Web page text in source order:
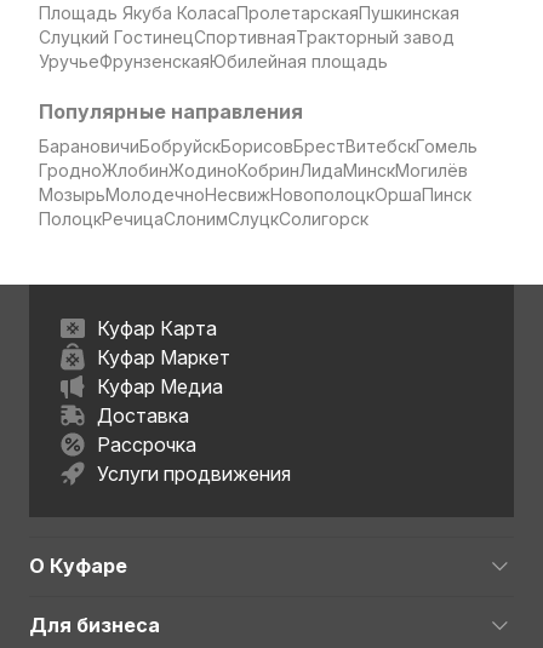
Площадь Якуба КоласаПролетарскаяПушкинская
Слуцкий ГостинецСпортивнаяТракторный завод
УручьеФрунзенскаяЮбилейная площадь
Популярные направления
БарановичиБобруйскБорисовБрестВитебскГомель
ГродноЖлобинЖодиноКобринЛидаМинскМогилёв
МозырьМолодечноНесвижНовополоцкОршаПинск
ПолоцкРечицаСлонимСлуцкСолигорск
Куфар Карта
Куфар Маркет
Куфар Медиа
Доставка
Рассрочка
Услуги продвижения
О Куфаре
Для бизнеса